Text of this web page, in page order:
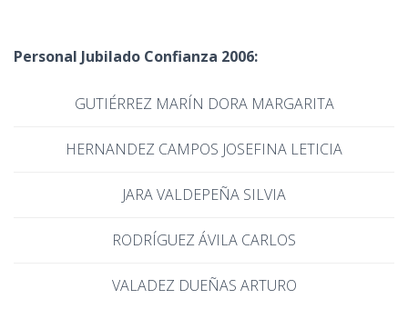
Personal Jubilado Confianza 2006:
GUTIÉRREZ MARÍN DORA MARGARITA
HERNANDEZ CAMPOS JOSEFINA LETICIA
JARA VALDEPEÑA SILVIA
RODRÍGUEZ ÁVILA CARLOS
VALADEZ DUEÑAS ARTURO